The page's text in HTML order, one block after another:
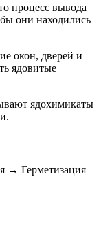
процесс вывода
они находились
окон, дверей и
ядовитые
ядохимикаты
→ Герметизация